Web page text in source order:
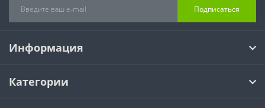
Подписаться
Информация
Категории